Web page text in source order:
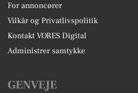
For annoncører
Vilkår og Privatlivspolitik
Kontakt VORES Digital
Administrer samtykke
GENVEJE